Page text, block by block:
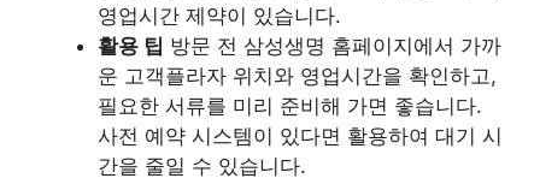
영업시간 제약이 있습니다.
활용 팁 방문 전 삼성생명 홈페이지에서 가까
운 고객플라자 위치와 영업시간을 확인하고,
필요한 서류를 미리 준비해 가면 좋습니다.
사전 예약 시스템이 있다면 활용하여 대기 시
간을 줄일 수 있습니다.